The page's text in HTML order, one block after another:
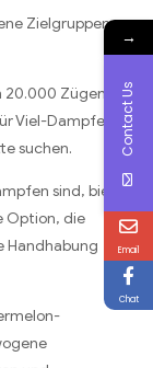
Zielgruppen
20.000 Zügen
Viel-Dampfer,
suchen.
sind, bietet
Option, die
Handhabung
→
Contact Us
Email
Chat